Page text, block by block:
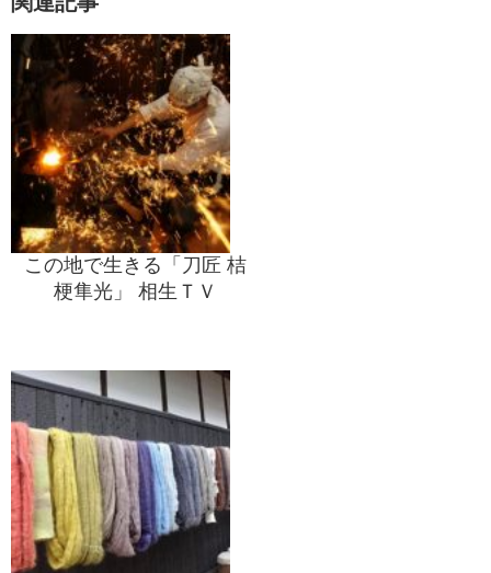
この地で生きる「刀匠 桔
梗隼光」 相生ＴＶ